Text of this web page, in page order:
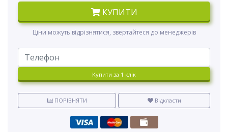
КУПИТИ
Ціни можуть відрізнятися, звертайтеся до менеджерів
Купити за 1 клiк
ПОРІВНЯТИ Відкласти